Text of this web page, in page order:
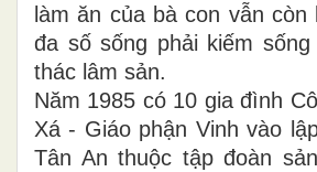
làm ăn của bà con vẫn còn
đa số sống phải kiếm sống
thác lâm sản.
Năm 1985 có 10 gia đình
Xá - Giáo phận Vinh vào
Tân An thuộc tập đoàn